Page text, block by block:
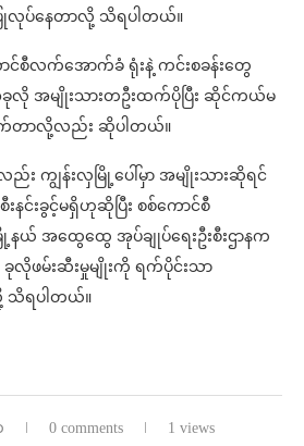
လုပ်နေတာလို့ သိရပါတယ်။
ာင်စီလက်အောက်ခံ ရုံးနဲ့ ကင်းစခန်းတွေ
လို အမျိုးသားတဦးထက်ပိုပြီး ဆိုင်ကယ်မ
တာလို့လည်း ဆိုပါတယ်။
း ကျွန်းလှမြို့ပေါ်မှာ အမျိုးသားဆိုရင်
င်းခွင့်မရှိ‌ဟုဆိုပြီး စစ်ကောင်စီ
ယ် အထွေထွေ အုပ်ချုပ်ရေးဦးစီးဌာနက
ခုလိုဖမ်းဆီးမှုမျိုးကို ရက်ပိုင်းသာ
သိရပါတယ်။
0 comments 1 views